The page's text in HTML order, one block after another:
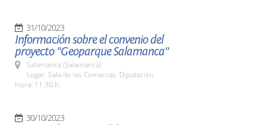
31/10/2023
Información sobre el convenio del
proyecto "Geoparque Salamanca"
Salamanca (Salamanca)
Lugar: Sala de las Comarcas. Diputación
Hora: 11:30 h.
30/10/2023